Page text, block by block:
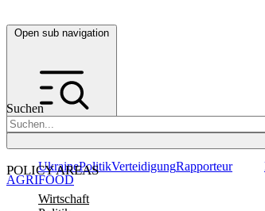
Open sub navigation
Suchen
POLICY AREAS
Wirtschaft
UkrainePolitikVerteidigungRapporteur
AGRIFOOD